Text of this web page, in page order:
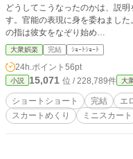
どうしてこうなったのかは、説
す。官能の表現に身を委ねまし
の指は彼女をなぞり始め…
大衆娯楽 完結 ｼｮｰﾄｼｮｰﾄ
24h.ポイント 56pt
小説 15,071 位 / 228,789件 大
ショートショート 完結 エ
スカートめくり
ミニスカート